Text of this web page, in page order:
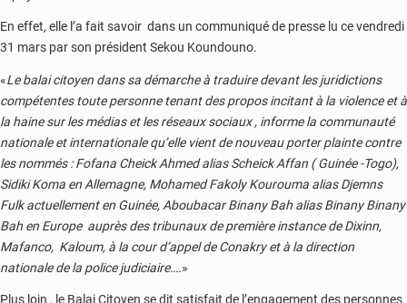
En effet, elle l’a fait savoir dans un communiqué de presse lu ce vendredi
31 mars par son président Sekou Koundouno.
«Le balai citoyen dans sa démarche à traduire devant les juridictions
compétentes toute personne tenant des propos incitant à la violence et à
la haine sur les médias et les réseaux sociaux , informe la communauté
nationale et internationale qu’elle vient de nouveau porter plainte contre
les nommés : Fofana Cheick Ahmed alias Scheick Affan ( Guinée -Togo),
Sidiki Koma en Allemagne, Mohamed Fakoly Kourouma alias Djemns
Fulk actuellement en Guinée, Aboubacar Binany Bah alias Binany Binany
Bah en Europe auprès des tribunaux de première instance de Dixinn,
Mafanco, Kaloum, à la cour d’appel de Conakry et à la direction
nationale de la police judiciaire….»
Plus loin , le Balai Citoyen se dit satisfait de l’engagement des personnes